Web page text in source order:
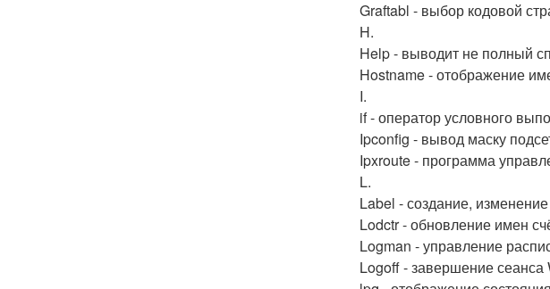
Graftabl - выбор кодовой
H.
Help - выводит не полный
Hostname - отображение
I.
if - оператор условного
Ipconfig - вывод маску
Ipxroute - программа
L.
Label - создание,
Lodctr - обновление имен
Logman - управление
Logoff - завершение сеанса